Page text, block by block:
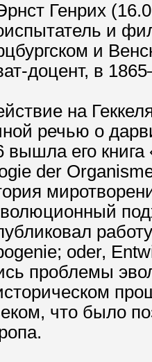
Генрих
и
и
доцент, в
на
речью о
вышла его
der
oder,
проблемы
что было